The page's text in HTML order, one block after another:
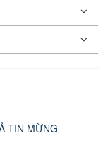
TIN MỪNG